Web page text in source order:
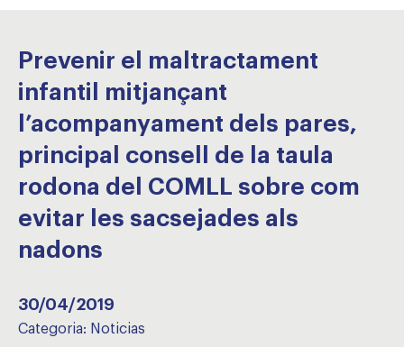
Prevenir el maltractament
infantil mitjançant
l’acompanyament dels pares,
principal consell de la taula
rodona del COMLL sobre com
evitar les sacsejades als
nadons
30/04/2019
Categoria: Noticias